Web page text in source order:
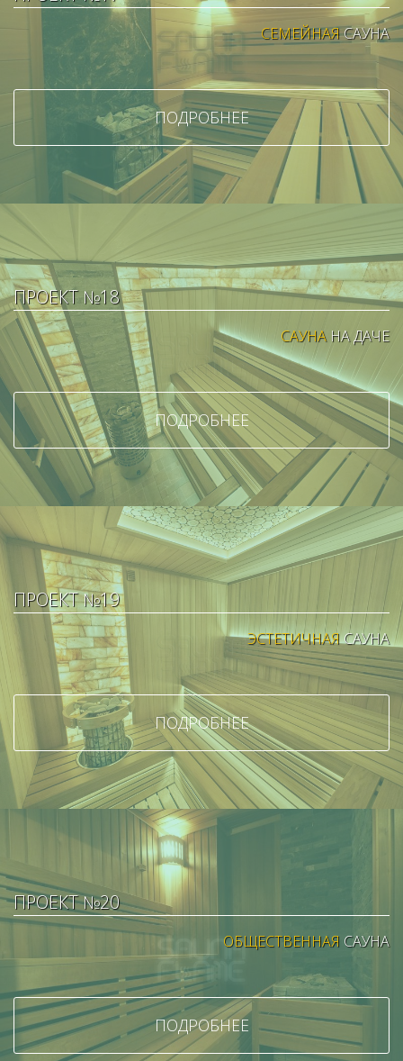
СЕМЕЙНАЯСАУНА
ПОДРОБНЕЕ
ПРОЕКТ №18
САУНАНА ДАЧЕ
ПОДРОБНЕЕ
ПРОЕКТ №19
ЭСТЕТИЧНАЯСАУНА
ПОДРОБНЕЕ
ПРОЕКТ №20
ОБЩЕСТВЕННАЯ САУНА
ПОДРОБНЕЕ